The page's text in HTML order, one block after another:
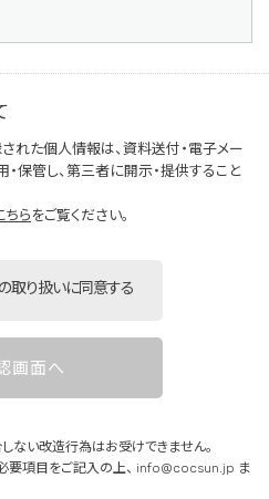
れた個人情報は、資料送付・電子メー
保管し、第三者に開示・提供すること
ちらをご覧ください。
取り扱いに同意する
画面へ
い改造行為はお受けできません。
要項目をご記入の上、 info@cocsun.jp ま